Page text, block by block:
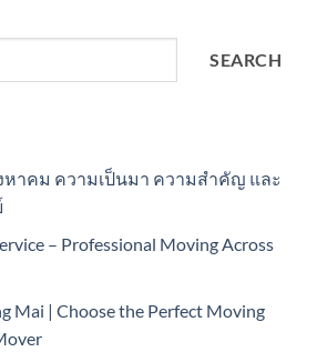
SEARCH
หาคม ความเป็นมา ความสำคัญ และ
– Professional Moving Across
Mai | Choose the Perfect Moving